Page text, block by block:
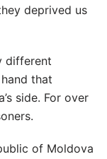
deprived us
different
that
side. For over
of Moldova